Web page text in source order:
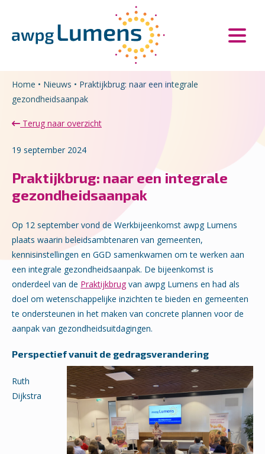
Home • Nieuws • Praktijkbrug: naar een integrale
gezondheidsaanpak
Terug naar overzicht
19 september 2024
Praktijkbrug: naar een integrale
gezondheidsaanpak
Op 12 september vond de Werkbijeenkomst awpg Lumens
plaats waarin beleidsambtenaren van gemeenten,
kennisinstellingen en GGD samenkwamen om te werken aan
een integrale gezondheidsaanpak. De bijeenkomst is
onderdeel van de Praktijkbrug van awpg Lumens en had als
doel om wetenschappelijke inzichten te bieden en gemeenten
te ondersteunen in het maken van concrete plannen voor de
aanpak van gezondheidsuitdagingen.
Perspectief vanuit de gedragsverandering
Ruth
Dijkstra